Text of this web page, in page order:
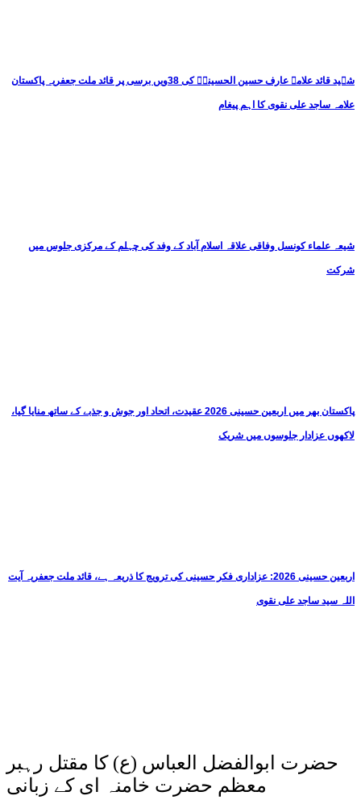
شہید قائد علامہ عارف حسین الحسینیؒ کی 38ویں برسی پر قائد ملت جعفریہ پاکستان
علامہ ساجد علی نقوی کا اہم پیغام
شیعہ علماء کونسل وفاقی علاقہ اسلام آباد کے وفد کی چہلم کے مرکزی جلوس میں
شرکت
پاکستان بھر میں اربعین حسینی 2026 عقیدت، اتحاد اور جوش و جذبے کے ساتھ منایا گیا،
لاکھوں عزادار جلوسوں میں شریک
اربعین حسینی 2026: عزاداری فکر حسینی کی ترویج کا ذریعہ ہے، قائد ملت جعفریہ آیت
اللہ سید ساجد علی نقوی
حضرت ابوالفضل العباس (ع) کا مقتل رہبر
معظم حضرت خامنہ ای کے زبانی